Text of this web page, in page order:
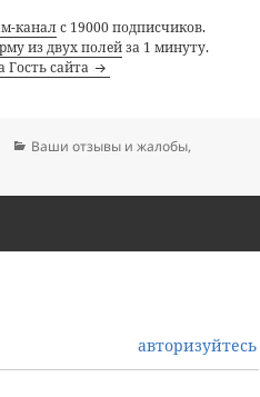
каналс 19000 подписчиков.
из двух полейза 1 минуту.
Гость сайта
Рубрики
Ваши отзывы и жалобы,
авторизуйтесь